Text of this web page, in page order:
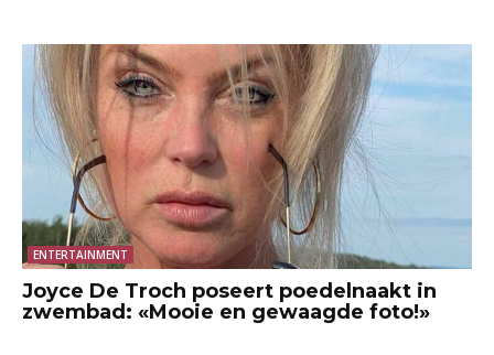
ENTERTAINMENT
Joyce De Troch poseert poedelnaakt in
zwembad: «Mooie en gewaagde foto!»